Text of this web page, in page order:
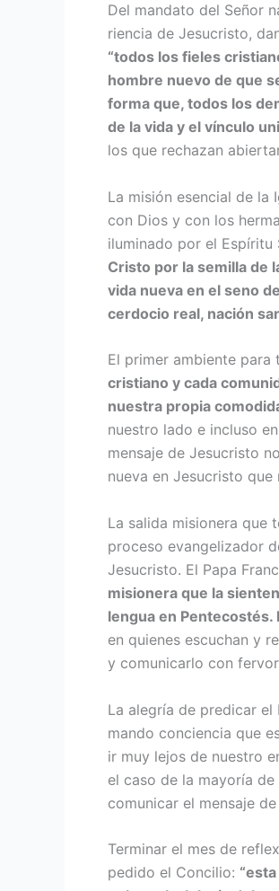
Del mandato del Señor
riencia de Jesucristo,
“todos los fieles
hombre nuevo de que
forma que, todos los
de la vida y el vínculo
los que rechazan
La misión esencial de
con Dios y con los
iluminado por el Espíritu
Cristo por la semilla de
vida nueva en el seno
cerdocio real, nación
El primer ambiente
cristiano y cada
nuestra propia
nuestro lado e inclu­so
mensaje de Jesucristo
nueva en Jesucristo
La salida misionera que
proceso evangelizador
Jesucristo. El Papa
misionera que la
lengua en Pentecostés.
en quienes escuchan y
y comunicarlo con
La alegría de predicar
mando conciencia que
ir muy lejos de nuestro
el caso de la mayoría
comunicar el mensaje
Terminar el mes de
pedido el Concilio: